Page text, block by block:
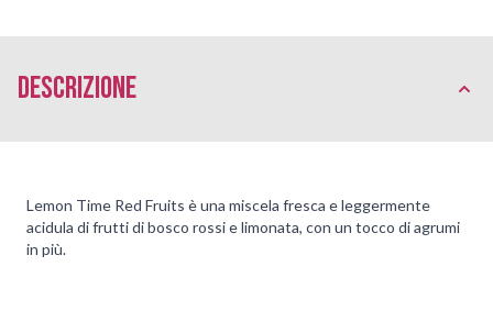
Descrizione
Lemon Time Red Fruits è una miscela fresca e leggermente
acidula di frutti di bosco rossi e limonata, con un tocco di agrumi
in più.